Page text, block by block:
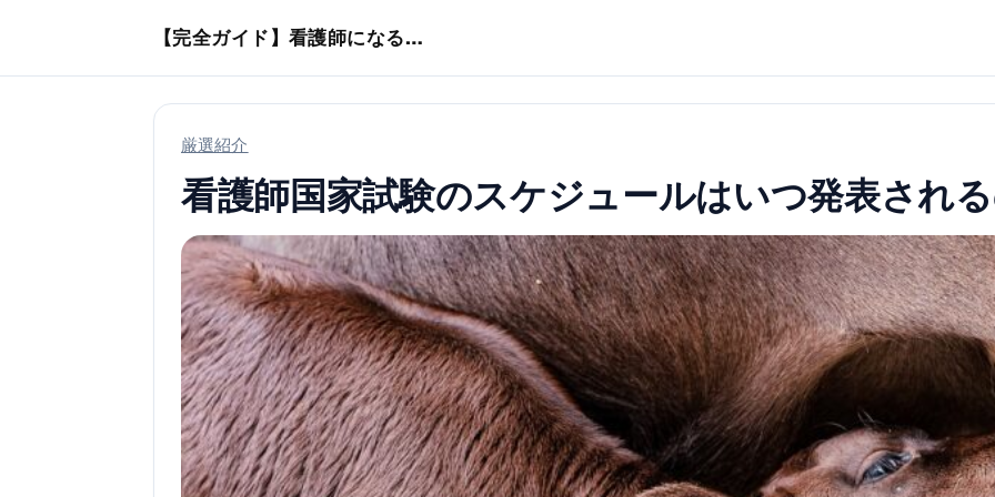
【完全ガイド】看護師になるまでのステップ＆スケジュール
厳選紹介
看護師国家試験のスケジュールはいつ発表され